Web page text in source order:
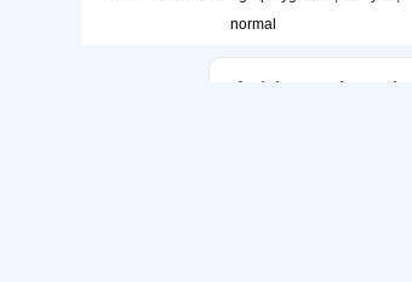
normal
Articles sur le mariage